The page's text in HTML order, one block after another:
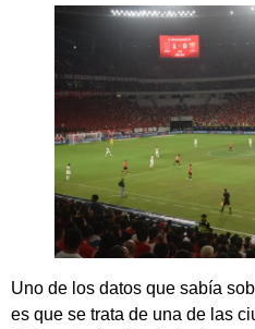
Uno de los datos que sabía
es que se trata de una de las